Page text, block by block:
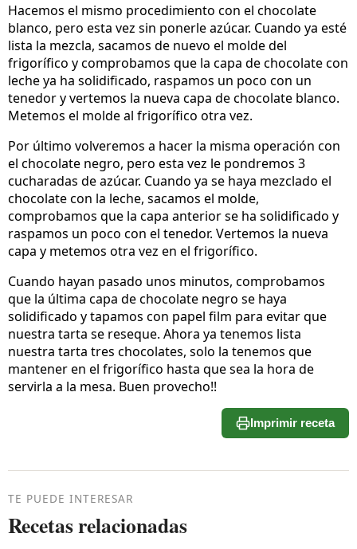
Hacemos el mismo procedimiento con el chocolate
blanco, pero esta vez sin ponerle azúcar. Cuando ya esté
lista la mezcla, sacamos de nuevo el molde del
frigorífico y comprobamos que la capa de chocolate con
leche ya ha solidificado, raspamos un poco con un
tenedor y vertemos la nueva capa de chocolate blanco.
Metemos el molde al frigorífico otra vez.
Por último volveremos a hacer la misma operación con
el chocolate negro, pero esta vez le pondremos 3
cucharadas de azúcar. Cuando ya se haya mezclado el
chocolate con la leche, sacamos el molde,
comprobamos que la capa anterior se ha solidificado y
raspamos un poco con el tenedor. Vertemos la nueva
capa y metemos otra vez en el frigorífico.
Cuando hayan pasado unos minutos, comprobamos
que la última capa de chocolate negro se haya
solidificado y tapamos con papel film para evitar que
nuestra tarta se reseque. Ahora ya tenemos lista
nuestra tarta tres chocolates, solo la tenemos que
mantener en el frigorífico hasta que sea la hora de
servirla a la mesa. Buen provecho!!
Imprimir receta
TE PUEDE INTERESAR
Recetas relacionadas